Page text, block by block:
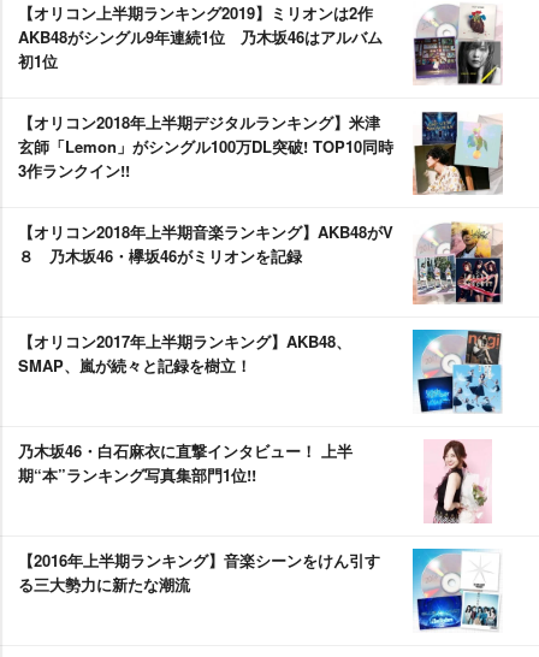
【オリコン上半期ランキング2019】ミリオンは2作
AKB48がシングル9年連続1位 乃木坂46はアルバム
初1位
【オリコン2018年上半期デジタルランキング】米津
玄師「Lemon」がシングル100万DL突破! TOP10同時
3作ランクイン!!
【オリコン2018年上半期音楽ランキング】AKB48がV
８ 乃木坂46・欅坂46がミリオンを記録
【オリコン2017年上半期ランキング】AKB48、
SMAP、嵐が続々と記録を樹立！
乃木坂46・白石麻衣に直撃インタビュー！ 上半
期“本”ランキング写真集部門1位!!
【2016年上半期ランキング】音楽シーンをけん引す
る三大勢力に新たな潮流